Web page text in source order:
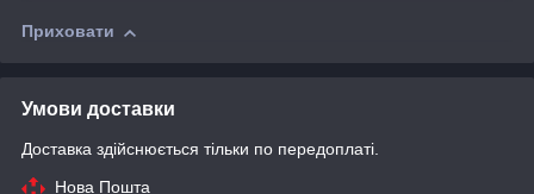
Приховати
Умови доставки
Доставка здійснюється тільки по передоплаті.
Нова Пошта